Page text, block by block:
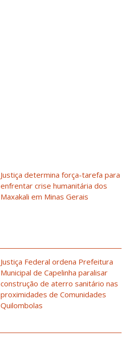
Justiça determina força-tarefa para
enfrentar crise humanitária dos
Maxakali em Minas Gerais
Justiça Federal ordena Prefeitura
Municipal de Capelinha paralisar
construção de aterro sanitário nas
proximidades de Comunidades
Quilombolas